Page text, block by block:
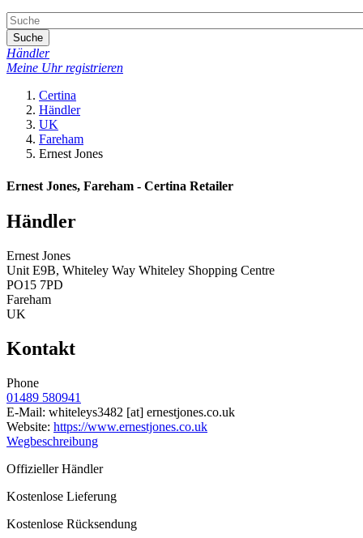
Suche
Händler
Meine Uhr registrieren
Certina
Händler
UK
Fareham
Ernest Jones
Ernest Jones, Fareham - Certina Retailer
Händler
Ernest Jones
Unit E9B, Whiteley Way Whiteley Shopping Centre
PO15 7PD
Fareham
UK
Kontakt
Phone
01489 580941
E-Mail: whiteleys3482 [at] ernestjones.co.uk
Website: https://www.ernestjones.co.uk
Wegbeschreibung
Offizieller Händler
Kostenlose Lieferung
Kostenlose Rücksendung